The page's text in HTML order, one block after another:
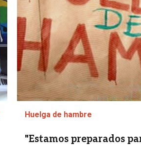
Huelga de hambre
"Estamos preparados